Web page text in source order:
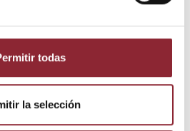
todas
la selección
adquirieron este
compraron: